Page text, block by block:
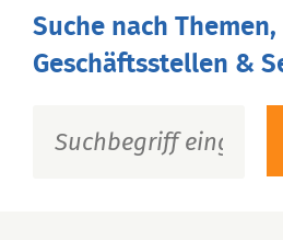
Suche nach
Geschäftsstellen &